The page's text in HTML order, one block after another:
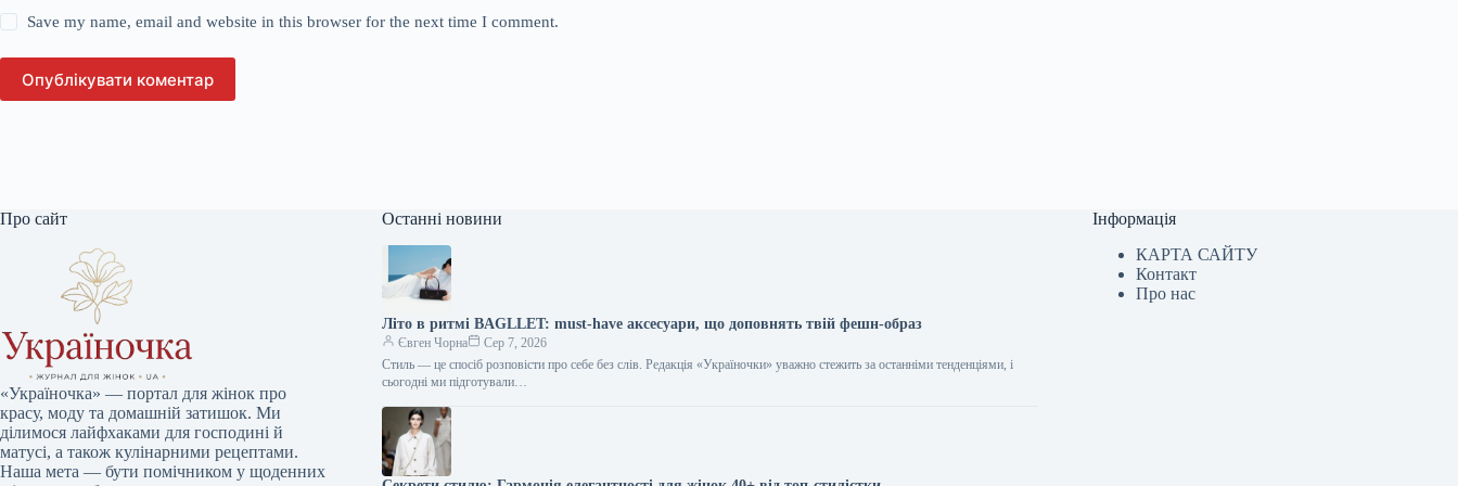
Save my name, email and website in this browser for the next time I comment.
Опублікувати коментар
Про сайт
«Україночка» — портал для жінок про
красу, моду та домашній затишок. Ми
ділимося лайфхаками для господині й
матусі, а також кулінарними рецептами.
Наша мета — бути помічником у щоденних
Останні новини
Літо в ритмі BAGLLET: must-have аксесуари, що доповнять твій фешн-образ
Євген Чорна
Сер 7, 2026
Стиль — це спосіб розповісти про себе без слів. Редакція «Україночки» уважно стежить за останніми тенденціями, і
сьогодні ми підготували…
Інформація
КАРТА САЙТУ
Контакт
Про нас